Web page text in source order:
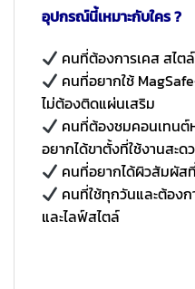
อุปกรณ์นี้เหมาะกับใคร ?
คนที่ต้องการเคส สไต
คนที่อยากใช้
ไม่ต้องติดแผ่นเสริม
คนที่ต้องชมคอนเทนต์
อยากได้ขาตั้งที่ใช้งานสะด
คนที่อยากได้ผิวสัมผัส
คนที่ใช้ทุกวันและต้อง
และไลฟ์สไตล์